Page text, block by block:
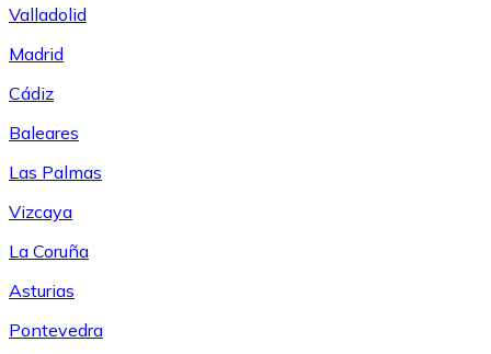
Valladolid
Madrid
Cádiz
Baleares
Las Palmas
Vizcaya
La Coruña
Asturias
Pontevedra